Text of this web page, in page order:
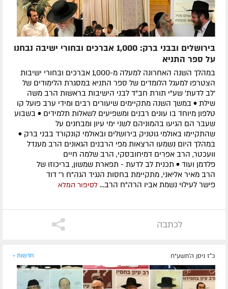
בירושלים ובבני ברק: 1,000 אברכים ובחורי ישיבה נבחנו
על ספר התניא
במהלך השנה האחרונה למעלה מ-1,000 אברכים ובחורי ישיבות
הצטרפו למעגל הלומדים של ספר התניא במסגרת הלימודים של
'לב לדעת' שע"י תורת חב"ד לבני הישיבות בראשות הרב משה
שילת • במשך השנה מתקיימים שיעורים רבים ומידי ערב פועל קו
טלפון מיוחד בו עונים רבנים ומשפיעים לשאלות תלמידים • בשבוע
שעבר הם הגיעו בהמוניהם לשני ימי עיון ומבחנים על
שהתקיימו באולמי גוטניק בירושלים ובאולמי קונקורד בבני ברק •
במהלך היום נשמעו הרצאות מפי הרבנים הגאונים הרב מענדל
וועכטר, הרב אפרים דמיחובסקי, הרב שלמה חיים
פלדמן ועוד • תכנית לב לדעת - תפארת שמשון, בריכוזו של
הרב מאיר אליאני, מתקיימת בחסות הנגיד הגה"ח ר' דוד
פישר לעילוי נשמת אביו הרה"ח הרב... לסיפור המלא
לכתבה
כ"ז ניסן ה׳תשע״ח חדשות »